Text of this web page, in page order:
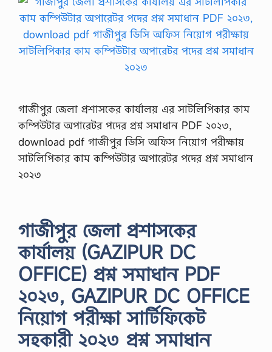
গাজীপুর জেলা প্রশাসকের কার্যালয় এর সাটলিপিকার কাম
কম্পিউটার অপারেটর পদের প্রশ্ন সমাধান PDF ২০২৩,
download pdf গাজীপুর ডিসি অফিস নিয়োগ পরীক্ষায়
সাটলিপিকার কাম কম্পিউটার অপারেটর পদের প্রশ্ন সমাধান
২০২৩
গাজীপুর জেলা প্রশাসকের
কার্যালয় (GAZIPUR DC
OFFICE) প্রশ্ন সমাধান PDF
২০২৩, GAZIPUR DC OFFICE
নিয়োগ পরীক্ষা সার্টিফিকেট
সহকারী ২০২৩ প্রশ্ন সমাধান